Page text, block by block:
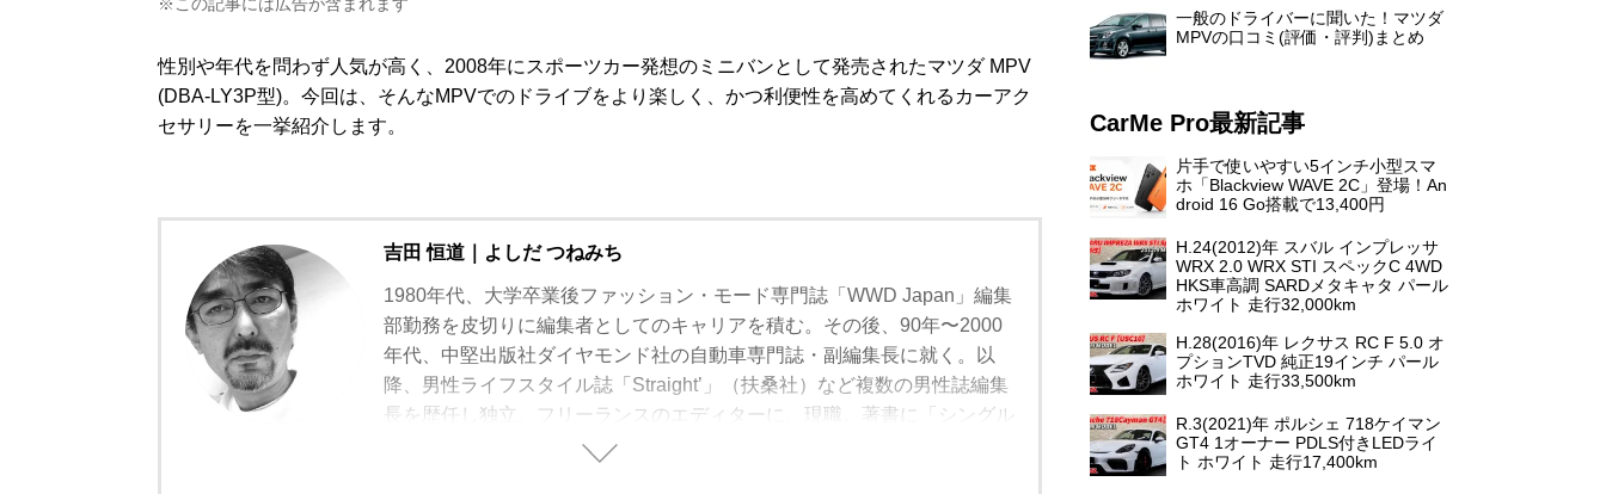
性別や年代を問わず人気が高く、2008年にスポーツカー発想のミニバンとして発売されたマツダ MPV
(DBA-LY3P型)。今回は、そんなMPVでのドライブをより楽しく、かつ利便性を高めてくれるカーアク
セサリーを一挙紹介します。
吉田 恒道｜よしだ つねみち
1980年代、大学卒業後ファッション・モード専門誌「WWD Japan」編集
部勤務を皮切りに編集者としてのキャリアを積む。その後、90年〜2000
年代、中堅出版社ダイヤモンド社の自動車専門誌・副編集長に就く。以
降、男性ライフスタイル誌「Straight’」（扶桑社）など複数の男性誌編集
長を歴任し独立、フリーランスのエディターに、現職。著書に「シングル
モルトの愉しみ方」（学習研究社）がある。
一般のドライバーに聞いた！マツダ
MPVの口コミ(評価・評判)まとめ
CarMe Pro最新記事
片手で使いやすい5インチ小型スマ
ホ「Blackview WAVE 2C」登場！An
droid 16 Go搭載で13,400円
H.24(2012)年 スバル インプレッサ
WRX 2.0 WRX STI スペックC 4WD
HKS車高調 SARDメタキャタ パール
ホワイト 走行32,000km
H.28(2016)年 レクサス RC F 5.0 オ
プションTVD 純正19インチ パール
ホワイト 走行33,500km
R.3(2021)年 ポルシェ 718ケイマン
GT4 1オーナー PDLS付きLEDライ
ト ホワイト 走行17,400km